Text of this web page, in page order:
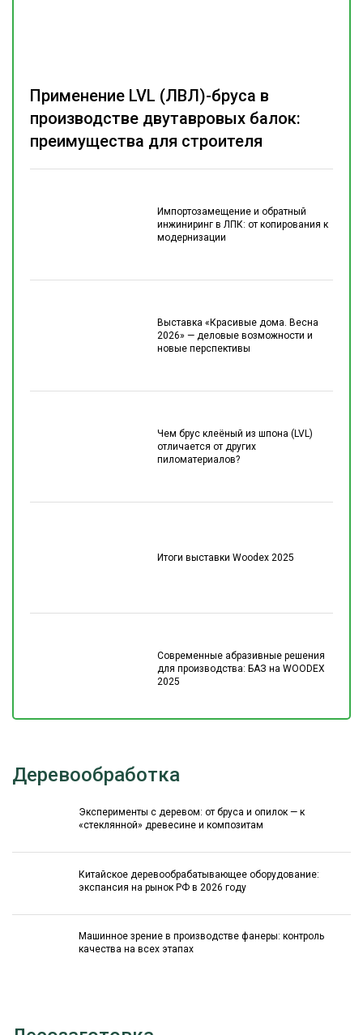
Импортозамещение и обратный
инжиниринг в ЛПК: от копирования к
модернизации
Выставка «Красивые дома. Весна
2026» — деловые возможности и
новые перспективы
Чем брус клеёный из шпона (LVL)
отличается от других
пиломатериалов?
Итоги выставки Woodex 2025
Современные абразивные решения
для производства: БАЗ на WOODEX
2025
Применение LVL (ЛВЛ)-бруса в
производстве двутавровых балок:
преимущества для строителя
Деревообработка
Эксперименты с деревом: от бруса и опилок — к
«стеклянной» древесине и композитам
Китайское деревообрабатывающее оборудование:
экспансия на рынок РФ в 2026 году
Машинное зрение в производстве фанеры: контроль
качества на всех этапах